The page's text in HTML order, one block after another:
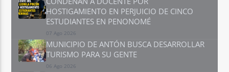
HOSTIGAMIENTO EN PERJUICIO DE CINCO
ESTUDIANTES EN PENONOMÉ
07 Ago 2026
MUNICIPIO DE ANTÓN BUSCA DESARROLLAR
TURISMO PARA SU GENTE
06 Ago 2026